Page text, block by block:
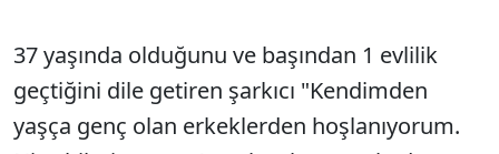
37 yaşında olduğunu ve başından 1 evlilik
geçtiğini dile getiren şarkıcı "Kendimden
yaşça genç olan erkeklerden hoşlanıyorum.